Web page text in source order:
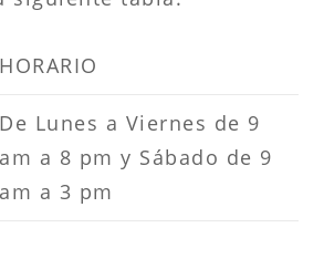
HORARIO
De Lunes a Viernes de 9
am a 8 pm y Sábado de 9
am a 3 pm